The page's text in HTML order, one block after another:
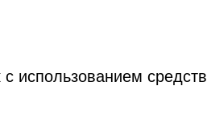
использованием